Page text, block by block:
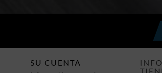
SU CUENTA